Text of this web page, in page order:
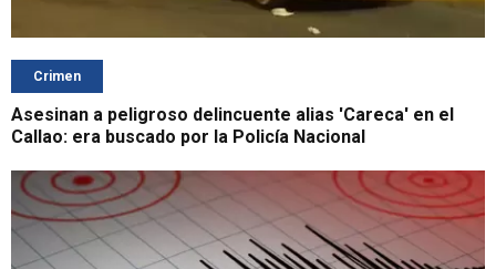
Crimen
Asesinan a peligroso delincuente alias 'Careca' en el
Callao: era buscado por la Policía Nacional